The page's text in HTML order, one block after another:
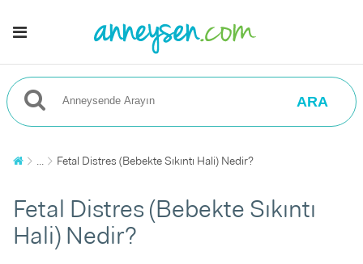
ARA
... Fetal Distres (Bebekte Sıkıntı Hali) Nedir?
Fetal Distres (Bebekte Sıkıntı
Hali) Nedir?